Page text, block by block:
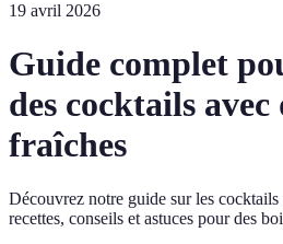
19 avril 2026
Guide complet
des cocktails avec
fraîches
Découvrez notre guide sur les cocktails
recettes, conseils et astuces pour des